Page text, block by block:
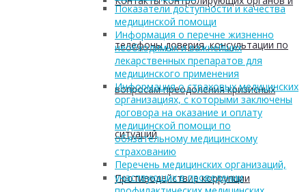
телефоны доверия, консультации по
вопросам преодоления кризисных
ситуаций
Противодействие коррупции
Показатели доступности и качества
медицинской помощи
Информация о перечне жизненно
необходимых и важнейших
лекарственных препаратов для
медицинского применения
Информация о страховых медицинских
организациях, с которыми заключены
договора на оказание и оплату
медицинской помощи по
обязательному медицинскому
страхованию
Перечень медицинских организаций,
участвующих в проведении